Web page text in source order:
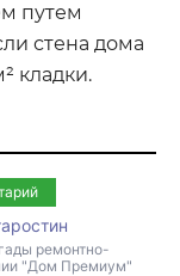
путем
стена дома
кладки.
ремонтно-
"Дом Премиум"